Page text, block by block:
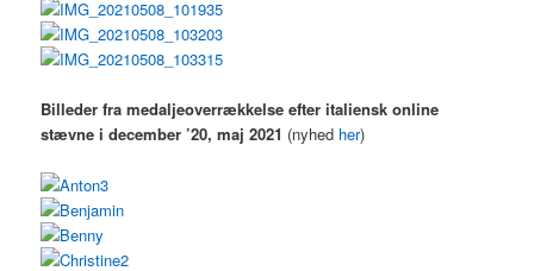
Billeder fra medaljeoverrækkelse efter italiensk online
stævne i december ’20, maj 2021 (nyhed her)